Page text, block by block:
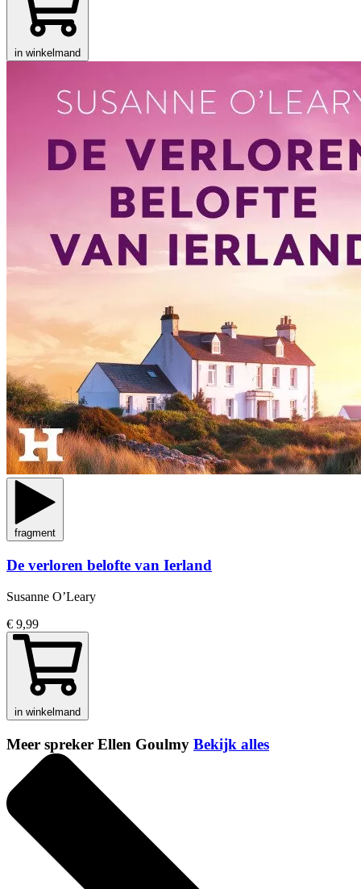
in winkelmand
fragment
De verloren belofte van Ierland
Susanne O’Leary
€ 9,99
in winkelmand
Meer spreker Ellen Goulmy Bekijk alles